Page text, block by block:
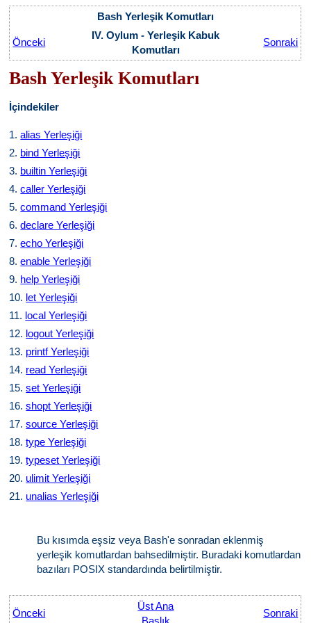
Bash Yerleşik Komutları
Önceki
IV. Oylum - Yerleşik Kabuk
Komutları
Sonraki
Bash Yerleşik Komutları
İçindekiler
1.alias Yerleşiği
2. bind Yerleşiği
3. builtin Yerleşiği
4.caller Yerleşiği
5.command Yerleşiği
6.declare Yerleşiği
7.echo Yerleşiği
8.enable Yerleşiği
9. help Yerleşiği
10. let Yerleşiği
11. local Yerleşiği
12. logout Yerleşiği
13. printf Yerleşiği
14. read Yerleşiği
15.set Yerleşiği
16.shopt Yerleşiği
17.source Yerleşiği
18.type Yerleşiği
19.typeset Yerleşiği
20. ulimit Yerleşiği
21. unalias Yerleşiği
Bu kısımda eşsiz veya Bash'e sonradan eklenmiş
yerleşik komutlardan bahsedilmiştir. Buradaki komutlardan
bazıları POSIX standardında belirtilmiştir.
Önceki
Üst Ana
Başlık
Sonraki